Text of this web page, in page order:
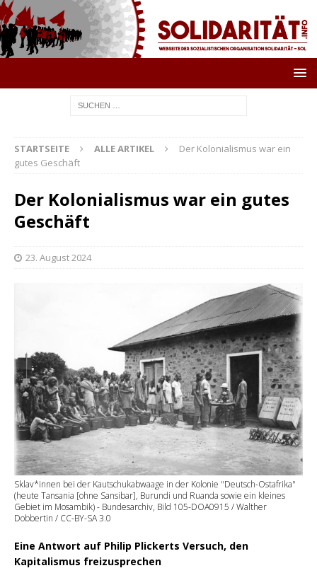
STARTSEITE ALLE ARTIKEL
Der Kolonialismus war ein
gutes Geschäft
Der Kolonialismus war ein gutes
Geschäft
23. August 2024
Sklav*innen bei der Kautschukabwaage in der Kolonie "Deutsch-Ostafrika"
(heute Tansania [ohne Sansibar], Burundi und Ruanda sowie ein kleines
Gebiet im Mosambik) - Bundesarchiv, Bild 105-DOA0915 / Walther
Dobbertin / CC-BY-SA 3.0
Eine Antwort auf Philip Plickerts Versuch, den
Kapitalismus freizusprechen